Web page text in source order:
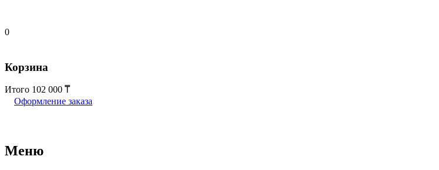
0
Корзина
Итого 102 000
Оформление заказа
Меню